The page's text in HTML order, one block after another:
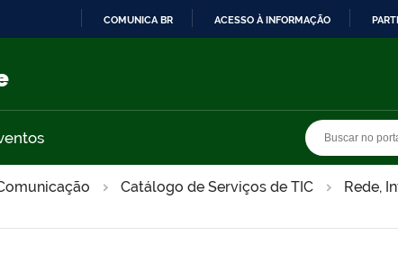
COMUNICA BR ACESSO À INFORMAÇÃO
Catálogo de Serviços de TIC Rede,